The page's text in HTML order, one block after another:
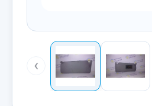
‹